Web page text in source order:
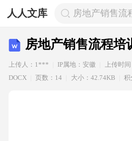
人人文库 房地产销售流
房地产销售流程培
上传人：1*** IP属地：安徽 上传时
DOCX
页数：14 大小：42.74KB 积